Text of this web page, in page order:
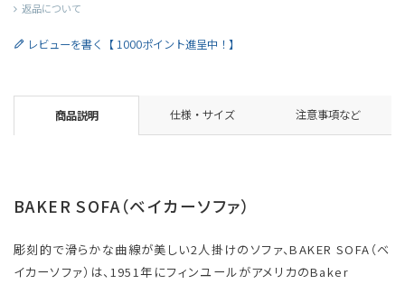
返品について
レビューを書く【 1000ポイント進呈中！】
商品説明 仕様・サイズ 注意事項など
BAKER SOFA（ベイカーソファ）
彫刻的で滑らかな曲線が美しい2人掛けのソファ、BAKER SOFA（ベ
イカーソファ）は、1951年にフィンユールがアメリカのBaker